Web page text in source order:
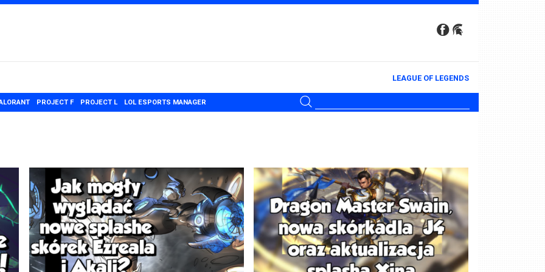
LEAGUE OF LEGENDS
PROJECT F PROJECT L LOL ESPORTS MANAGER